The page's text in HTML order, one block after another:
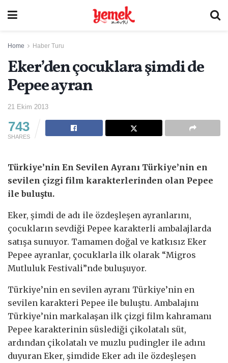
Home Haber Turu
Eker’den çocuklara şimdi de
Pepee ayran
21 Ekim 2013
743
SHARES
Türkiye’nin En Sevilen Ayranı Türkiye’nin en
sevilen çizgi film karakterlerinden olan Pepee
ile buluştu.
Eker, şimdi de adı ile özdeşleşen ayranlarını,
çocukların sevdiği Pepee karakterli ambalajlarda
satışa sunuyor. Tamamen doğal ve katkısız Eker
Pepee ayranlar, çocuklarla ilk olarak “Migros
Mutluluk Festivali”nde buluşuyor.
Türkiye’nin en sevilen ayranı Türkiye’nin en
sevilen karakteri Pepee ile buluştu. Ambalajını
Türkiye’nin markalaşan ilk çizgi film kahramanı
Pepee karakterinin süslediği çikolatalı süt,
ardından çikolatalı ve muzlu pudingler ile adını
duyuran Eker, şimdide Eker adı ile özdeşleşen